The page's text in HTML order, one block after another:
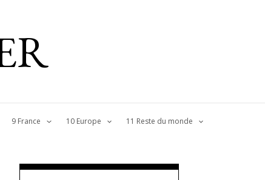
9 France 10 Europe 11 Reste du monde